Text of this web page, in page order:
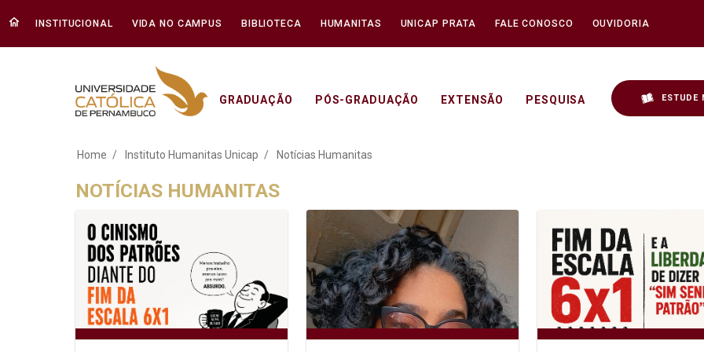
INSTITUCIONAL VIDA NO CAMPUS BIBLIOTECA HUMANITAS UNICAP PRATA FALE CONOSCO OUVIDORIA
GRADUAÇÃO PÓS-GRADUAÇÃO EXTENSÃO PESQUISA ESTUDE
Adoção tardia: medo, fantasias e o
Home Instituto Humanitas Unicap Notícias Humanitas
NOTÍCIAS HUMANITAS